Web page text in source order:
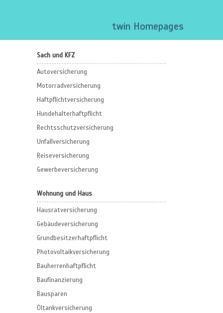
twin Homepages
Sach und KFZ
Autoversicherung
Motorradversicherung
Haftpflichtversicherung
Hundehalterhaftpflicht
Rechtsschutzversicherung
Unfallversicherung
Reiseversicherung
Gewerbeversicherung
Wohnung und Haus
Hausratversicherung
Gebäudeversicherung
Grundbesitzerhaftpflicht
Photovoltaikversicherung
Bauherrenhaftpflicht
Baufinanzierung
Bausparen
Öltankversicherung